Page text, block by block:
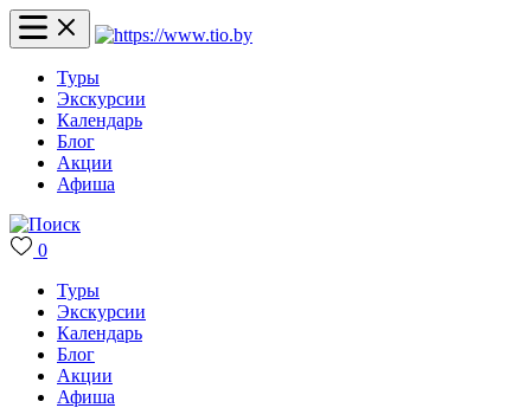
Туры
Экскурсии
Календарь
Блог
Акции
Афиша
0
Туры
Экскурсии
Календарь
Блог
Акции
Афиша